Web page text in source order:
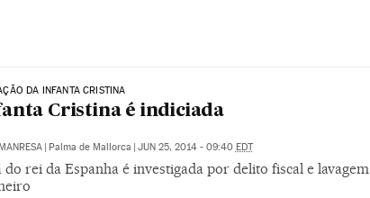
DA INFANTA CRISTINA
Cristina é indiciada
Palma de Mallorca JUN 25, 2014 - 09:40 EDT
rei da Espanha é investigada por delito fiscal e lavagem